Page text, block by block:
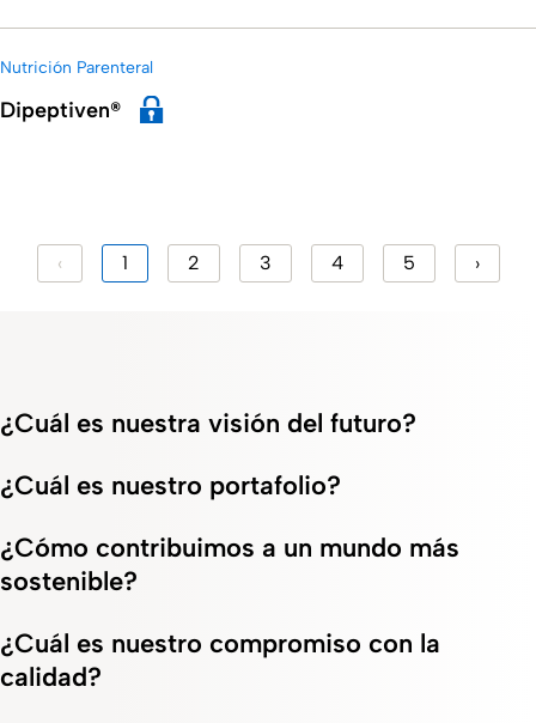
Nutrición Parenteral
Dipeptiven®
‹ 1 2 3 4 5 ›
¿Cuál es nuestra visión del futuro?
¿Cuál es nuestro portafolio?
¿Cómo contribuimos a un mundo más
sostenible?
¿Cuál es nuestro compromiso con la
calidad?